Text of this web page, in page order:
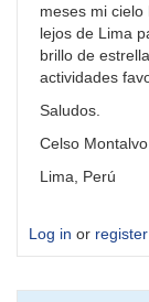
meses mi
lejos de Lima
brillo de
actividades
Saludos.
Celso Montalvo
Lima, Perú
Log in or register